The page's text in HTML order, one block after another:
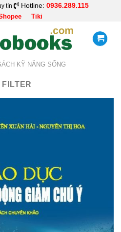
tín Hotline: 0936.289.115
Tiki
KỸ NĂNG SỐNG
FILTER